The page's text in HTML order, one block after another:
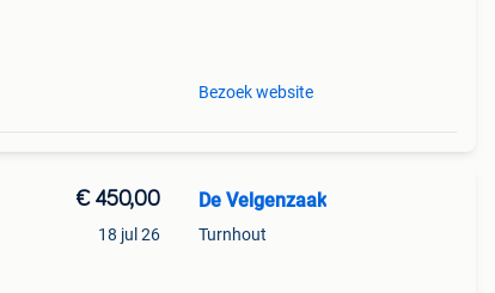
Bezoek website
€ 450,00
18 jul 26
De Velgenzaak
Turnhout